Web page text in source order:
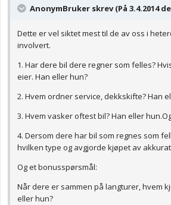
AnonymBruker skrev (På 3.4.2014
Dette er vel siktet mest til de av oss i
involvert.
1. Har dere bil dere regner som felles?
eier. Han eller hun?
2. Hvem ordner service, dekkskifte? Han
3. Hvem vasker oftest bil? Han eller
4. Dersom dere har bil som regnes som
hvilken type og avgjorde kjøpet av
Og et bonusspørsmål:
Når dere er sammen på langturer, hvem
eller hun?